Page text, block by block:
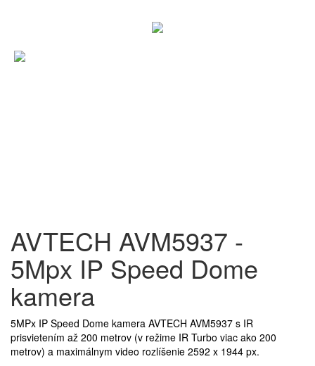
AVTECH AVM5937 -
5Mpx IP Speed Dome
kamera
5MPx IP Speed Dome kamera AVTECH AVM5937 s IR
prisvietením až 200 metrov (v režime IR Turbo viac ako 200
metrov) a maximálnym video rozlíšenie 2592 x 1944 px.